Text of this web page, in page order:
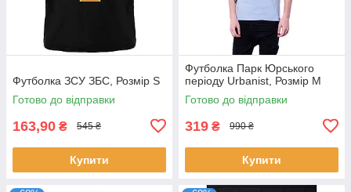
Футболка ЗСУ ЗБС, Розмір S
Готово до відправки
163,90 ₴ 545 ₴
Купити
Футболка Парк Юрського
періоду Urbanist, Розмір M
Готово до відправки
319 ₴ 990 ₴
Купити